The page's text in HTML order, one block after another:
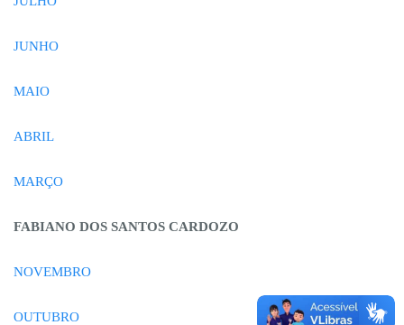
JUNHO
MAIO
ABRIL
MARÇO
FABIANO DOS SANTOS CARDOZO
NOVEMBRO
OUTUBRO